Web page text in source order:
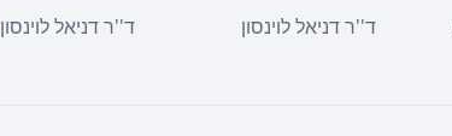
ד''ר דניאל לוינסון ד''ר דניאל לוינסון